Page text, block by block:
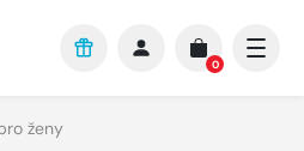
0
ženy